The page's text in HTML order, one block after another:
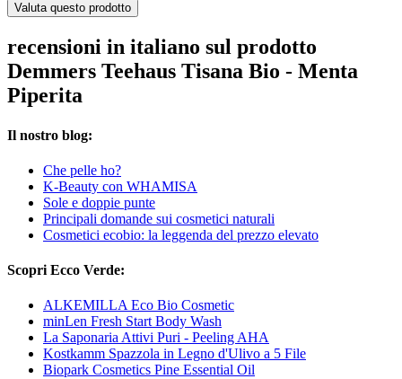
Valuta questo prodotto
recensioni in italiano sul prodotto
Demmers Teehaus Tisana Bio - Menta
Piperita
Il nostro blog:
Che pelle ho?
K-Beauty con WHAMISA
Sole e doppie punte
Principali domande sui cosmetici naturali
Cosmetici ecobio: la leggenda del prezzo elevato
Scopri Ecco Verde:
ALKEMILLA Eco Bio Cosmetic
minLen Fresh Start Body Wash
La Saponaria Attivi Puri - Peeling AHA
Kostkamm Spazzola in Legno d'Ulivo a 5 File
Biopark Cosmetics Pine Essential Oil